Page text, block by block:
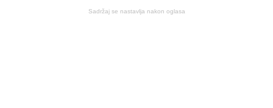
Sadržaj se nastavlja nakon oglasa